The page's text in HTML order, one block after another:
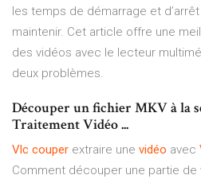
les temps de démarrage et
maintenir. Cet article offre une
des vidéos avec le lecteur
deux problèmes.
Découper un fichier MKV à la
Traitement Vidéo ...
Vlc couper extraire une vidéo avec
Comment découper une partie de